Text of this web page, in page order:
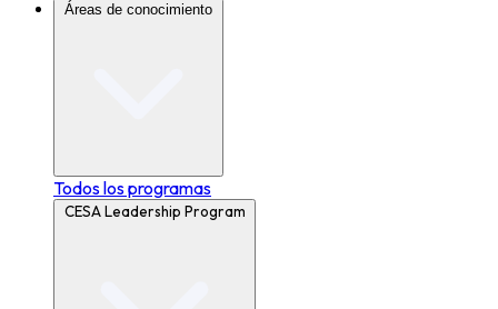
Áreas de conocimiento
Todos los programas
CESA Leadership Program